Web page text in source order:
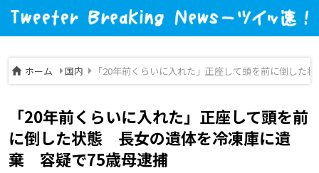
ホーム 国内 「20年前くらいに入れた」正座して頭を前に倒し
「20年前くらいに入れた」正座して頭を前
に倒した状態 長女の遺体を冷凍庫に遺
棄 容疑で75歳母逮捕